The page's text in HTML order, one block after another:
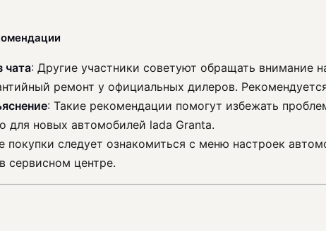
чата: Другие участники советуют обращать внимание
ремонт у официальных дилеров.
: Такие рекомендации помогут избежать
для новых автомобилей lada Granta.
покупки следует ознакомиться с меню настроек
сервисном центре.